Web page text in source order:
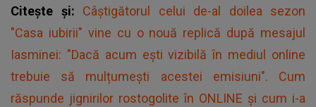
Citește și: Câștigătorul celui de-al doilea sezon
"Casa iubirii" vine cu o nouă replică după mesajul
Iasminei: "Dacă acum ești vizibilă în mediul online
trebuie să mulțumești acestei emisiuni". Cum
răspunde jignirilor rostogolite în ONLINE și cum i-a